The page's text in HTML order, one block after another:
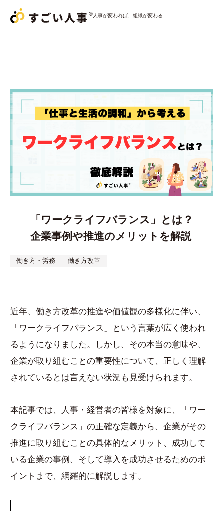
人事が変われば、組織が変わる
すごい人事採用おまかせパック
すごい人事 コンサルティング
導入事例
コラム
「ワークライフバランス」とは？
企業事例や推進のメリットを解説
働き方・労務 働き方改革
近年、働き方改革の推進や価値観の多様化に伴い、
「ワークライフバランス」という言葉が広く使われ
るようになりました。しかし、その本当の意味や、
企業が取り組むことの重要性について、正しく理解
されているとは言えない状況も見受けられます。
本記事では、人事・経営者の皆様を対象に、「ワー
クライフバランス」の正確な定義から、企業がその
推進に取り組むことの具体的なメリット、成功して
いる企業の事例、そして導入を成功させるためのポ
イントまで、網羅的に解説します。